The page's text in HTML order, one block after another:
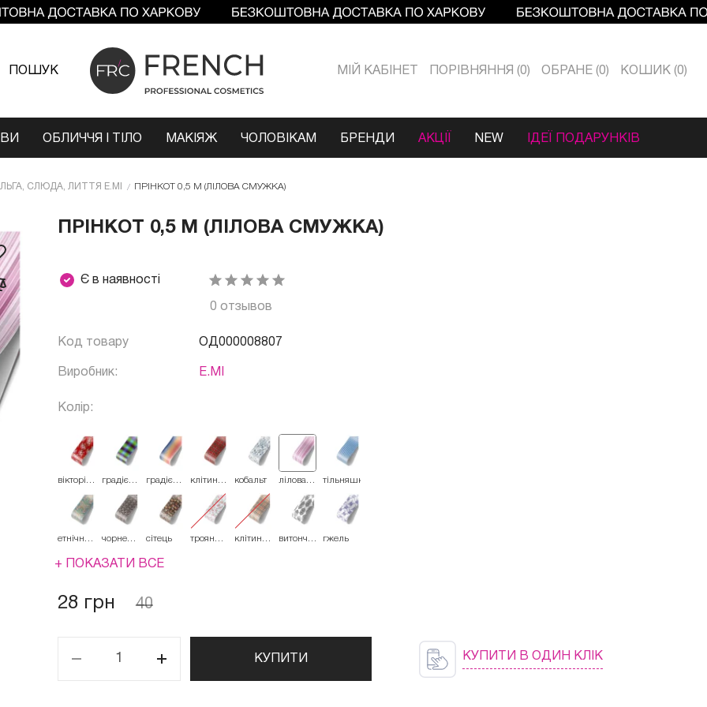
ПОШУК МIЙ КАБIНЕТ ПОРІВНЯННЯ 0 ОБРАНЕ 0 КОШИК 0
ОБЛИЧЧЯ І ТІЛО МАКІЯЖ ЧОЛОВІКАМ БРЕНДИ АКЦІЇ NEW ІДЕЇ ПОДАРУНКІВ
СЛЮДА, ЛИТТЯ E.MI ПРІНКОТ 0,5 М (ЛІЛОВА СМУЖКА)
ПРІНКОТ 0,5 М (ЛІЛОВА СМУЖКА)
Є в наявності
0 отзывов
Код товару ОД000008807
Виробник: E.MI
Колір:
вікторіанські
пурпурні
градієнт
градієнт
сонця
клітина
кобальт
лілова
тільняшка
етнічний
чорне
сітець
троянди
клітина
витонченийгжель
+ ПОКАЗАТИ ВСЕ
28 грн 40
КУПИТИ КУПИТИ В ОДИН КЛІК